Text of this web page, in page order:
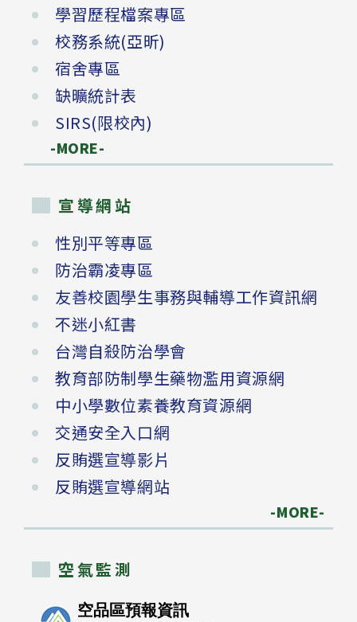
學習歷程檔案專區
校務系統(亞昕)
宿舍專區
缺曠統計表
SIRS(限校內)
-MORE-
宣導網站
性別平等專區
防治霸凌專區
友善校園學生事務與輔導工作資訊網
不迷小紅書
台灣自殺防治學會
教育部防制學生藥物濫用資源網
中小學數位素養教育資源網
交通安全入口網
反賄選宣導影片
反賄選宣導網站
-MORE-
空氣監測